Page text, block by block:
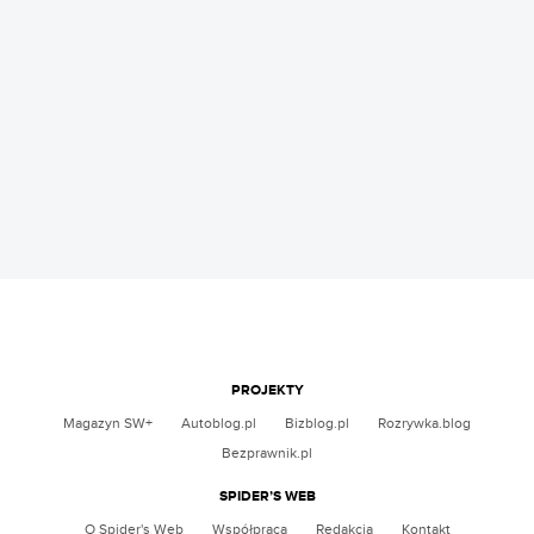
PROJEKTY
Magazyn SW+ Autoblog.pl Bizblog.pl
Rozrywka.blog
Bezprawnik.pl
SPIDER’S WEB
O Spider's Web Współpraca Redakcja Kontakt